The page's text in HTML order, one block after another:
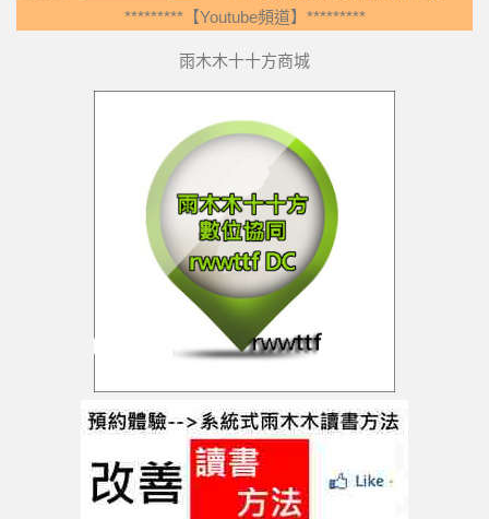
*********【Youtube頻道】*********
雨木木十十方商城